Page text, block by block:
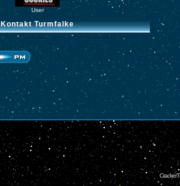
User
Kontakt Turmfalke